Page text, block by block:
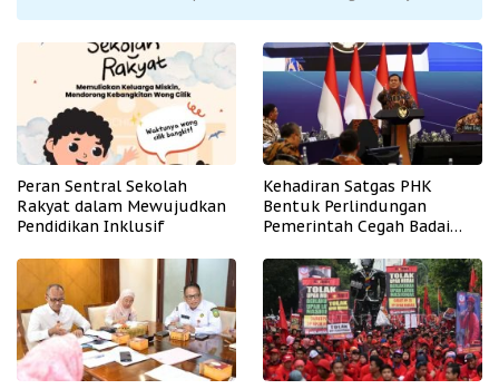
Peran Sentral Sekolah
Rakyat dalam Mewujudkan
Pendidikan Inklusif
Kehadiran Satgas PHK
Bentuk Perlindungan
Pemerintah Cegah Badai